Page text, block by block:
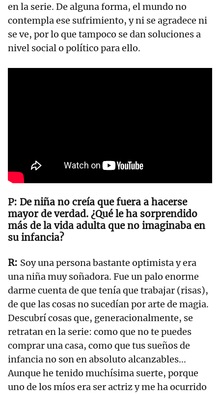
en la serie. De alguna forma, el mundo no
contempla ese sufrimiento, y ni se agradece ni
se ve, por lo que tampoco se dan soluciones a
nivel social o político para ello.
De niña no creía que fuera a hacerse
mayor de verdad. ¿Qué le ha sorprendido
más de la vida adulta que no imaginaba en
su infancia?
Soy una persona bastante optimista y era
una niña muy soñadora. Fue un palo enorme
darme cuenta de que tenía que trabajar (risas),
de que las cosas no sucedían por arte de magia.
Descubrí cosas que, generacionalmente, se
retratan en la serie: como que no te puedes
comprar una casa, como que tus sueños de
infancia no son en absoluto alcanzables...
Aunque he tenido muchísima suerte, porque
uno de los míos era ser actriz y me ha ocurrido